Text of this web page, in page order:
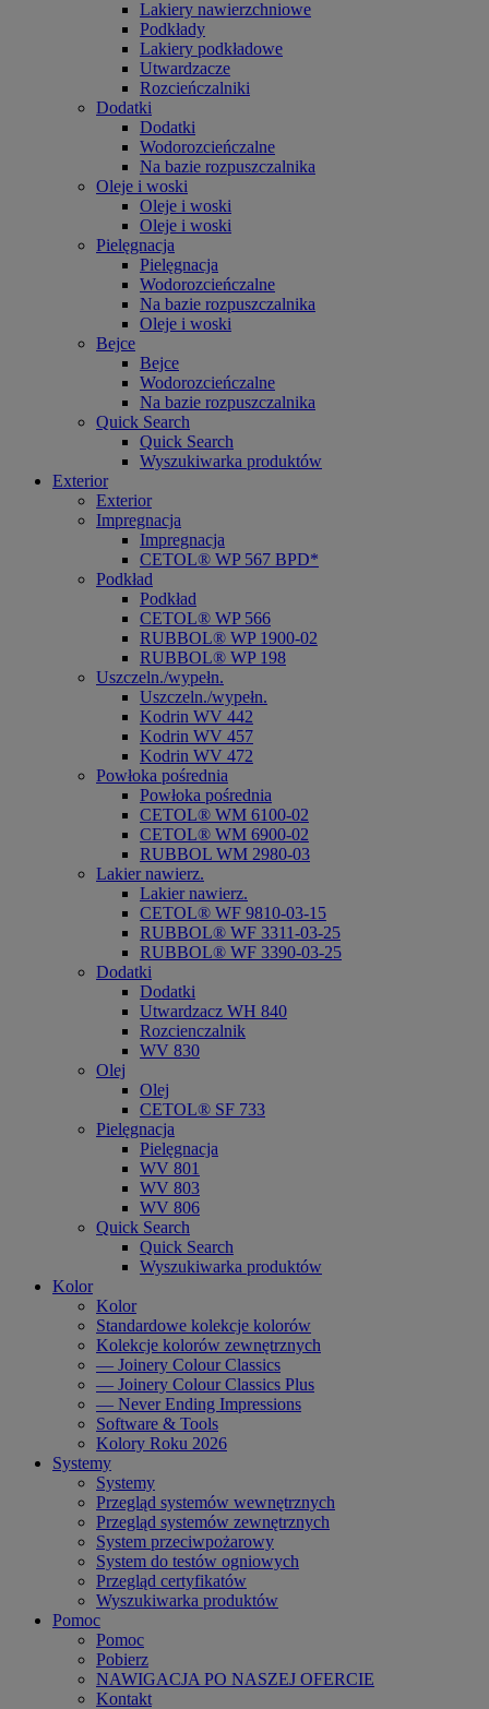
Lakiery nawierzchniowe
Podkłady
Lakiery podkładowe
Utwardzacze
Rozcieńczalniki
Dodatki
Dodatki
Wodorozcieńczalne
Na bazie rozpuszczalnika
Oleje i woski
Oleje i woski
Oleje i woski
Pielęgnacja
Pielęgnacja
Wodorozcieńczalne
Na bazie rozpuszczalnika
Oleje i woski
Bejce
Bejce
Wodorozcieńczalne
Na bazie rozpuszczalnika
Quick Search
Quick Search
Wyszukiwarka produktów
Exterior
Exterior
Impregnacja
Impregnacja
CETOL® WP 567 BPD*
Podkład
Podkład
CETOL® WP 566
RUBBOL® WP 1900-02
RUBBOL® WP 198
Uszczeln./wypełn.
Uszczeln./wypełn.
Kodrin WV 442
Kodrin WV 457
Kodrin WV 472
Powłoka pośrednia
Powłoka pośrednia
CETOL® WM 6100-02
CETOL® WM 6900-02
RUBBOL WM 2980-03
Lakier nawierz.
Lakier nawierz.
CETOL® WF 9810-03-15
RUBBOL® WF 3311-03-25
RUBBOL® WF 3390-03-25
Dodatki
Dodatki
Utwardzacz WH 840
Rozcienczalnik
WV 830
Olej
Olej
CETOL® SF 733
Pielęgnacja
Pielęgnacja
WV 801
WV 803
WV 806
Quick Search
Quick Search
Wyszukiwarka produktów
Kolor
Kolor
Standardowe kolekcje kolorów
Kolekcje kolorów zewnętrznych
— Joinery Colour Classics
— Joinery Colour Classics Plus
— Never Ending Impressions
Software & Tools
Kolory Roku 2026
Systemy
Systemy
Przegląd systemów wewnętrznych
Przegląd systemów zewnętrznych
System przeciwpożarowy
System do testów ogniowych
Przegląd certyfikatów
Wyszukiwarka produktów
Pomoc
Pomoc
Pobierz
NAWIGACJA PO NASZEJ OFERCIE
Kontakt